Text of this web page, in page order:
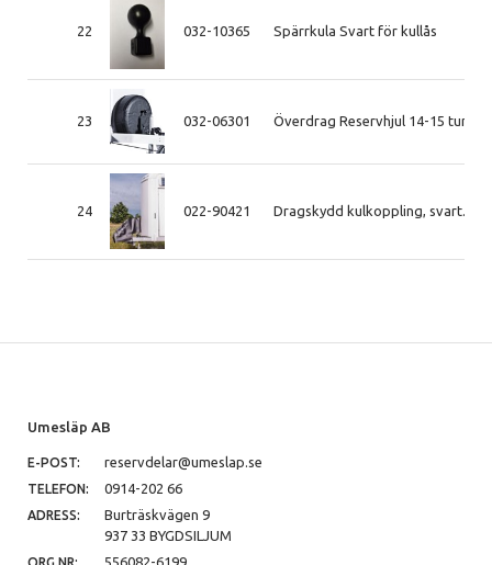
22 032-10365 Spärrkula Svart för kullås
23 032-06301 Överdrag Reservhjul 14-15 tum
24 022-90421 Dragskydd kulkoppling, svart.
Umesläp AB
E-POST: reservdelar@umeslap.se
TELEFON: 0914-202 66
ADRESS:
Burträskvägen 9
937 33 BYGDSILJUM
556082-6199